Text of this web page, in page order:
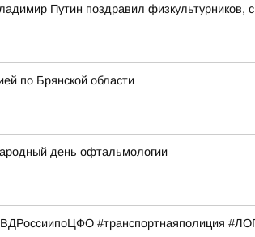
Путин поздравил
по Брянской области
день офтальмологии
#транспортнаяполиция